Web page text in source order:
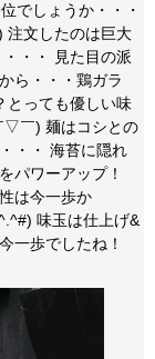
でしょうか・・・
注文したのは巨大
・・ 見た目の派
ら・・・鶏ガラ
とっても優しい味
▽￣) 麺はコシとの
・・ 海苔に隠れ
パワーアップ！
は今一歩か
味玉は仕上げ&
一歩でしたね！